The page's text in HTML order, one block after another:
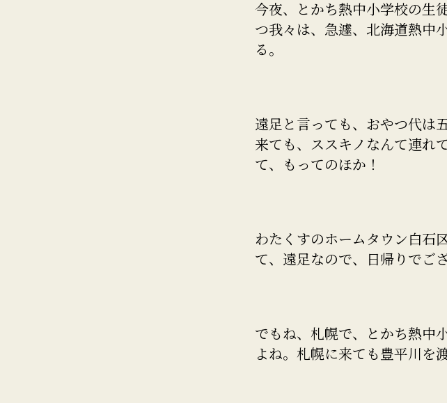
今夜、とかち熱中小学校の生
つ我々は、急遽、北海道熱中
る。
遠足と言っても、おやつ代は
来ても、ススキノなんて連れ
て、もってのほか！
わたくすのホームタウン白石
て、遠足なので、日帰りでござ
でもね、札幌で、とかち熱中
よね。札幌に来ても豊平川を